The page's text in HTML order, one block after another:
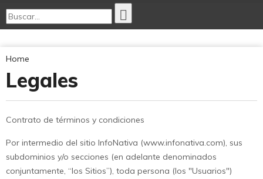
Economía
Internacionales
Deportes
Cultura
Home
Legales
Contrato de términos y condiciones
Por intermedio del sitio InfoNativa (www.infonativa.com), sus
subdominios y/o secciones (en adelante denominados
conjuntamente, “los Sitios”), toda persona (los "Usuarios")